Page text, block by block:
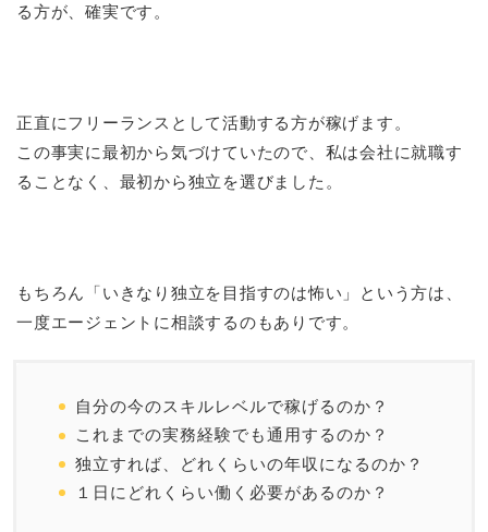
る方が、確実です。
正直にフリーランスとして活動する方が稼げます。
この事実に最初から気づけていたので、私は会社に就職す
ることなく、最初から独立を選びました。
もちろん「いきなり独立を目指すのは怖い」という方は、
一度エージェントに相談するのもありです。
自分の今のスキルレベルで稼げるのか？
これまでの実務経験でも通用するのか？
独立すれば、どれくらいの年収になるのか？
１日にどれくらい働く必要があるのか？